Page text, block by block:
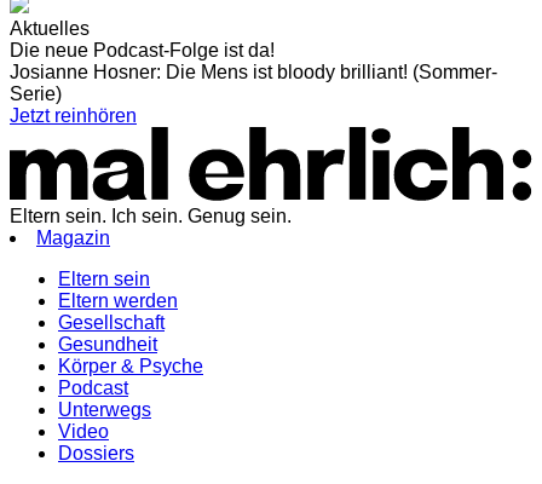
Aktuelles
Die neue Podcast-Folge ist da!
Josianne Hosner: Die Mens ist bloody brilliant! (Sommer-
Serie)
Jetzt reinhören
Eltern sein. Ich sein. Genug sein.
Magazin
Eltern sein
Eltern werden
Gesellschaft
Gesundheit
Körper & Psyche
Podcast
Unterwegs
Video
Dossiers